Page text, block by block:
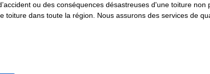
ou des conséquences désastreuses d'une toiture non
dans toute la région. Nous assurons des services de